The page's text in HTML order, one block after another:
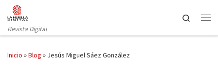
Saltar al contenido
Revista Digital
Search
Inicio »Blog » Jesús Miguel Sáez González